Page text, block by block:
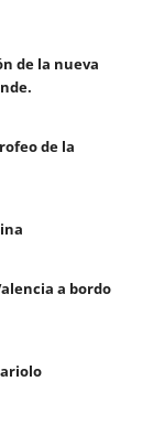
de la nueva
de la
a bordo